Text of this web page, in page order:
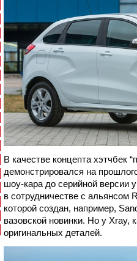
В качестве концепта хэтчбек
демонстрировался на
шоу-кара до серийной версии
в сотрудничестве с альянсом
которой создан, например,
вазовской новинки. Но у Xray,
оригинальных деталей.